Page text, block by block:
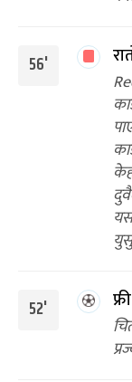
56'
52'